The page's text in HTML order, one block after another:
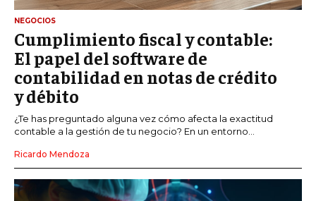
NEGOCIOS
Cumplimiento fiscal y contable:
El papel del software de
contabilidad en notas de crédito
y débito
¿Te has preguntado alguna vez cómo afecta la exactitud
contable a la gestión de tu negocio? En un entorno...
Ricardo Mendoza